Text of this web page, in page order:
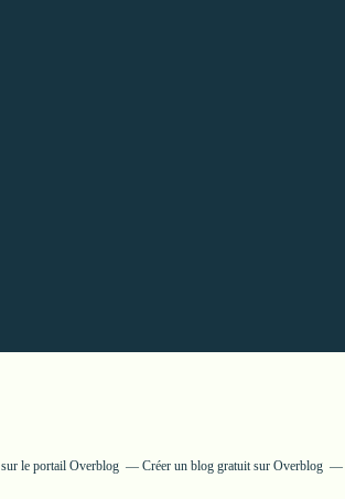
sur le portail Overblog Créer un blog gratuit sur Overblog